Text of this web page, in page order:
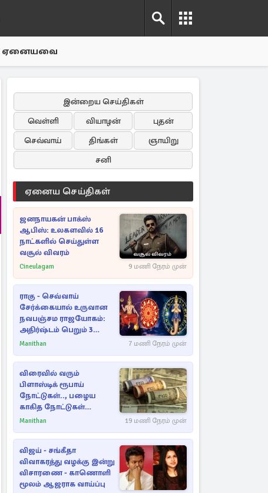
ஏனையவை
இன்றைய செய்திகள்
வெள்ளி
வியாழன்
புதன்
செவ்வாய்
திங்கள்
ஞாயிறு
சனி
ஏனைய செய்திகள்
ஜனநாயகன் பாக்ஸ்
ஆபிஸ்: உலகளவில் 16
நாட்களில் செய்துள்ள
வசூல் விவரம்
Cineulagam 9 மணி நேரம் முன்
ராகு - செவ்வாய்
சேர்க்கையால் உருவான
நவபஞ்சம ராஜயோகம்:
அதிர்ஷ்டம் பெறும் 3
ராசிகள்!
Manithan 7 மணி நேரம் முன்
விரைவில் வரும்
பிளாஸ்டிக் ரூபாய்
நோட்டுகள்.., பழைய
காகித நோட்டுகள்
செல்லுமா?
Manithan 19 மணி நேரம் முன்
விஜய் - சங்கீதா
விவாகரத்து வழக்கு இன்று
விசாரணை - காணொளி
மூலம் ஆஜராக வாய்ப்பு